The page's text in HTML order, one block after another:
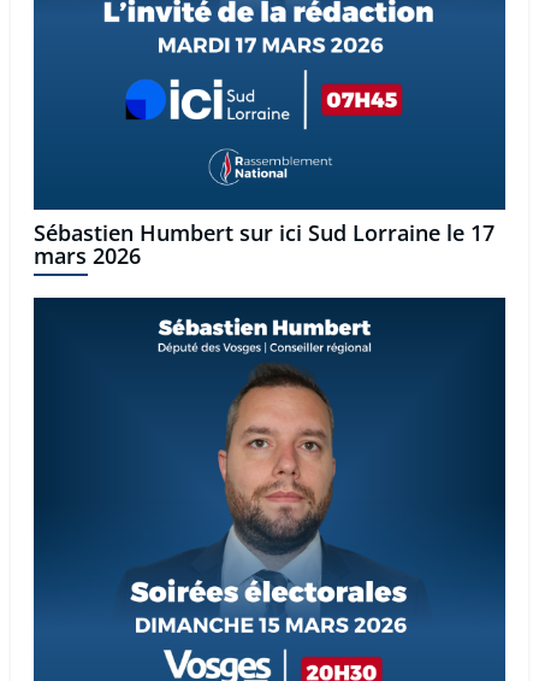
Sébastien Humbert sur ici Sud Lorraine le 17
mars 2026